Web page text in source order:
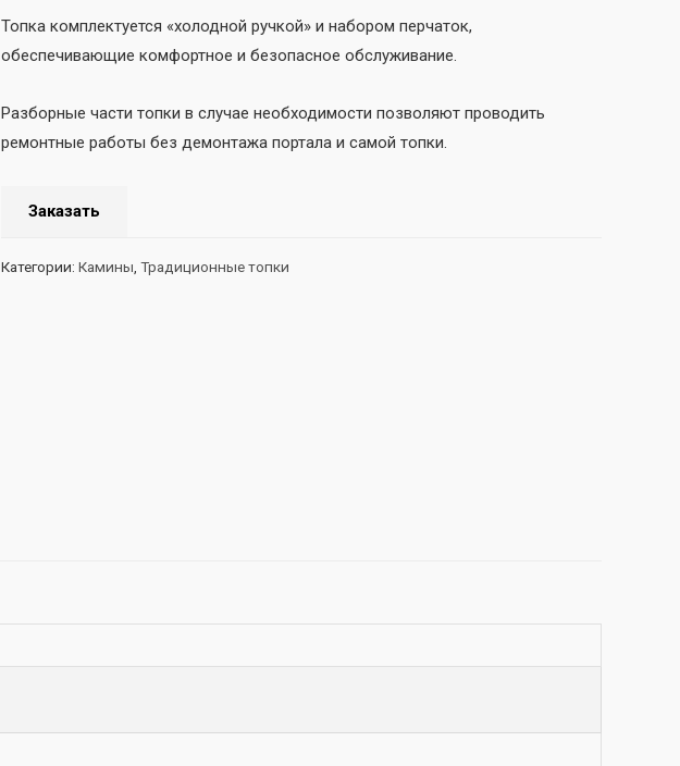
Топка комплектуется «холодной ручкой» и набором перчаток,
обеспечивающие комфортное и безопасное обслуживание.
Разборные части топки в случае необходимости позволяют проводить
ремонтные работы без демонтажа портала и самой топки.
Заказать
Категории: Камины Традиционные топки